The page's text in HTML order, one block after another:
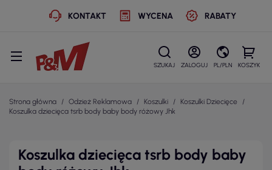
KONTAKT WYCENA RABATY
SZUKAJ ZALOGUJ PL/PLN KOSZYK
Strona główna Odzież Reklamowa Koszulki
Koszulki Dziecięce
Koszulka dziecięca tsrb body baby body różowy Jhk
Koszulka dziecięca tsrb body baby